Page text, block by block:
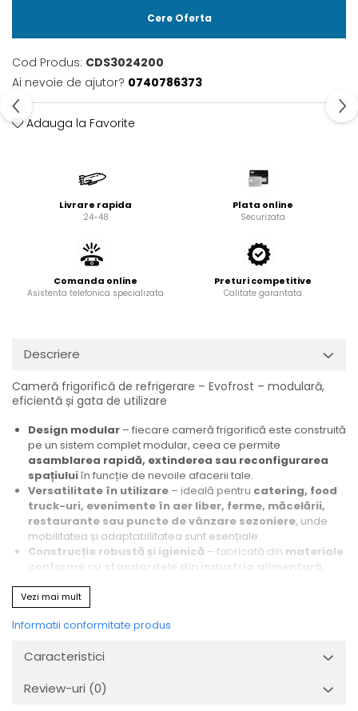
Cere Oferta
Cod Produs: CDS3024200
Ai nevoie de ajutor? 0740786373
Adauga la Favorite
Livrare rapida
24-48
Plata online
Securizata
Comanda online
Asistenta telefonica specializata
Preturi competitive
Calitate garantata
Descriere
Cameră frigorifică de refrigerare – Evofrost – modulară,
eficientă și gata de utilizare
Design modular – fiecare cameră frigorifică este construită
pe un sistem complet modular, ceea ce permite
asamblarea rapidă, extinderea sau reconfigurarea
spațiuluiîn funcție de nevoile afacerii tale.
Versatilitate în utilizare – ideală pentru catering, food
truck-uri, evenimente în aer liber, ferme, măcelării,
restaurante sau puncte de vânzare sezoniere, unde
mobilitatea și adaptabilitatea sunt esențiale.
Construcție robustă și igienică – fabricată din materiale
izolante de înaltă densitate
superioară.
Montaj și relocare facile– datorită structurii modulare,
poate fi mutată sau extinsă cu costuri minime.
instalare profesională, componente funcționale și garanția
Vezi mai mult
Informatii conformitate produs
Caracteristici
Review-uri (0)